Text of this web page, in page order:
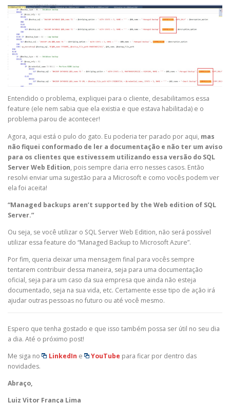
Entendido o problema, expliquei para o cliente, desabilitamos essa
feature (ele nem sabia que ela existia e que estava habilitada) e o
problema parou de acontecer!
Agora, aqui está o pulo do gato. Eu poderia ter parado por aqui, mas
não fiquei conformado de ler a documentação e não ter um aviso
para os clientes que estivessem utilizando essa versão do SQL
Server Web Edition, pois sempre daria erro nesses casos. Então
resolvi enviar uma sugestão para a Microsoft e como vocês podem ver
ela foi aceita!
“Managed backups aren’t supported by the Web edition of SQL
Server.”
Ou seja, se você utilizar o SQL Server Web Edition, não será possível
utilizar essa feature do “Managed Backup to Microsoft Azure”.
Por fim, queria deixar uma mensagem final para vocês sempre
tentarem contribuir dessa maneira, seja para uma documentação
oficial, seja para um caso da sua empresa que ainda não esteja
documentado, seja na sua vida, etc. Certamente esse tipo de ação irá
ajudar outras pessoas no futuro ou até você mesmo.
Espero que tenha gostado e que isso também possa ser útil no seu dia
a dia. Até o próximo post!
Me siga no
LinkedIn e YouTube para ficar por dentro das
novidades.
Abraço,
Luiz Vitor França Lima